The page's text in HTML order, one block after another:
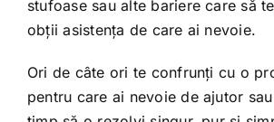
stufoase sau alte bariere care să
obții asistența de care ai nevoie.
Ori de câte ori te confrunți cu o
pentru care ai nevoie de ajutor